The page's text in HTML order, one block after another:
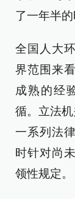
了一年半的
全国人大
界范围来
成熟的经
循。立法
一系列法
时针对尚
领性规定。